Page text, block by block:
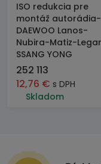
ISO redukcia pre
montáž autorádia-
DAEWOO Lanos-
Nubira-Matiz-
SSANG YONG
252 113
12,76 € s DPH
Skladom